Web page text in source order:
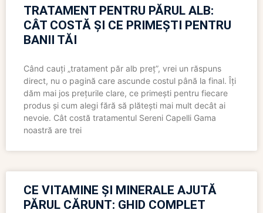
TRATAMENT PENTRU PĂRUL ALB:
CÂT COSTĂ ȘI CE PRIMEȘTI PENTRU
BANII TĂI
Când cauți „tratament păr alb preț”, vrei un răspuns
direct, nu o pagină care ascunde costul până la final. Îți
dăm mai jos prețurile clare, ce primești pentru fiecare
produs și cum alegi fără să plătești mai mult decât ai
nevoie. Cât costă tratamentul Sereni Capelli Gama
noastră are trei
CE VITAMINE ȘI MINERALE AJUTĂ
PĂRUL CĂRUNT: GHID COMPLET